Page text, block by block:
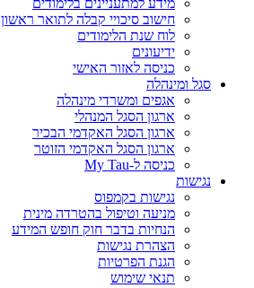
חישוב סיכויי קבלה לתואר ראשון
לוח שנת הלימודים
ידיעונים
כניסה לאזור האישי
סגל ומינהלה
אגפים ומשרדי מינהלה
ארגון הסגל המנהלי
ארגון הסגל האקדמי הבכיר
ארגון הסגל האקדמי הזוטר
כניסה ל-My Tau
נגישות
נגישות בקמפוס
מניעה וטיפול בהטרדה מינית
הנחיות בדבר חוק חופש המידע
הצהרת נגישות
הגנת הפרטיות
תנאי שימוש